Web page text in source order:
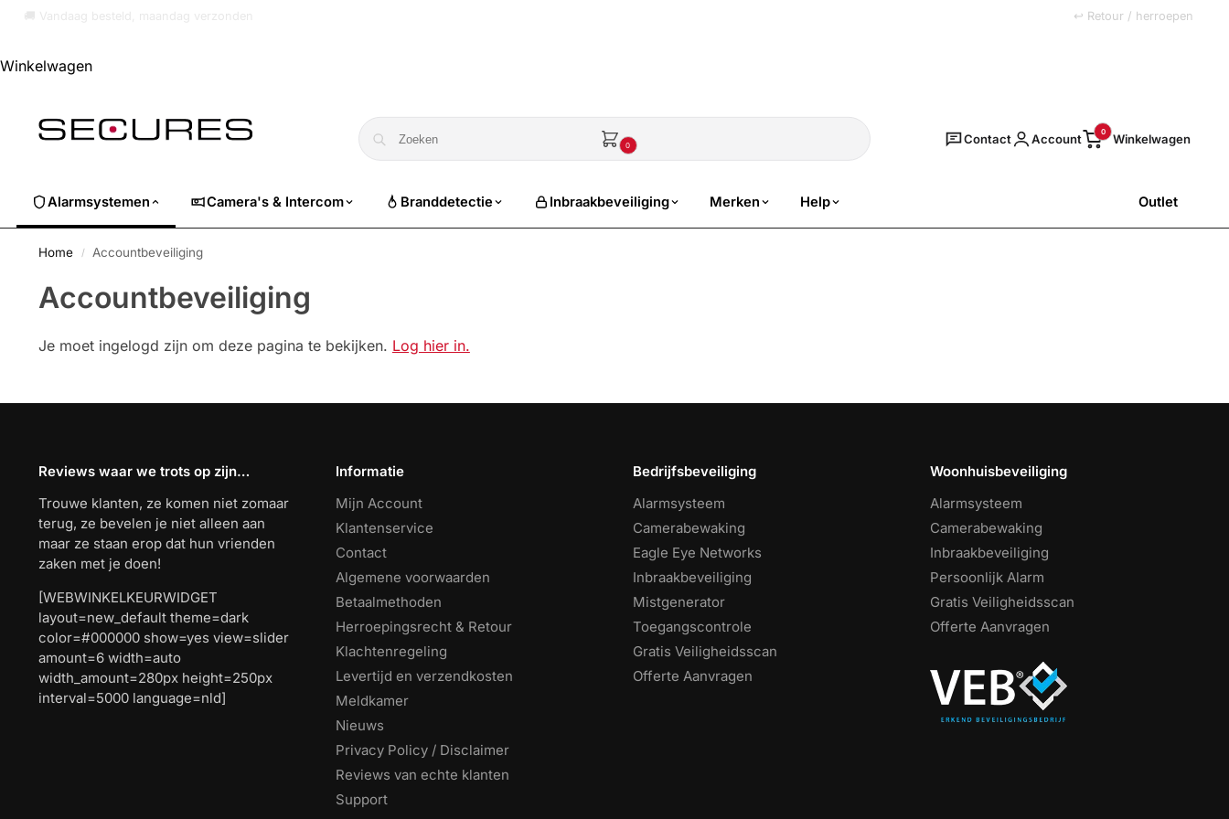
↩ Retour / herroepen
Winkelwagen
Zoeken
0 Contact Account 0
Alarmsystemen Camera's & Intercom Branddetectie Inbraakbeveiliging Merken Help Outlet
Home / Accountbeveiliging
Accountbeveiliging
Je moet ingelogd zijn om deze pagina te bekijken. Log hier in.
Reviews waar we trots op zijn…
Trouwe klanten, ze komen niet zomaar
terug, ze bevelen je niet alleen aan
maar ze staan erop dat hun vrienden
zaken met je doen!
[WEBWINKELKEURWIDGET
layout=new_default theme=dark
color=#000000 show=yes view=slider
amount=6 width=auto
width_amount=280px height=250px
interval=5000 language=nld]
Informatie
Mijn Account
Klantenservice
Contact
Algemene voorwaarden
Betaalmethoden
Herroepingsrecht & Retour
Klachtenregeling
Levertijd en verzendkosten
Meldkamer
Nieuws
Privacy Policy / Disclaimer
Reviews van echte klanten
Support
Bedrijfsbeveiliging
Alarmsysteem
Camerabewaking
Eagle Eye Networks
Inbraakbeveiliging
Mistgenerator
Toegangscontrole
Gratis Veiligheidsscan
Offerte Aanvragen
Woonhuisbeveiliging
Alarmsysteem
Camerabewaking
Inbraakbeveiliging
Persoonlijk Alarm
Gratis Veiligheidsscan
Offerte Aanvragen